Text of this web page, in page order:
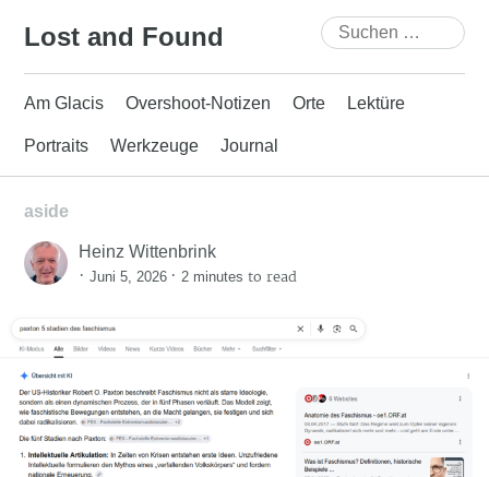
Lost and Found
Suchen
nach:
Am Glacis Overshoot-Notizen Orte Lektüre
Portraits Werkzeuge Journal
aside
Heinz Wittenbrink
·Juni 5, 2026 ·2 minutes to read